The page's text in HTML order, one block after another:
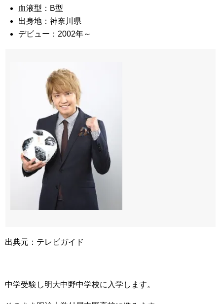
血液型：B型
出身地：神奈川県
デビュー：2002年～
出典元：テレビガイド
中学受験し明大中野中学校に入学します。